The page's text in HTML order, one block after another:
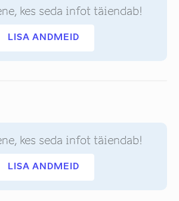
kes seda infot täiendab!
LISA ANDMEID
kes seda infot täiendab!
LISA ANDMEID